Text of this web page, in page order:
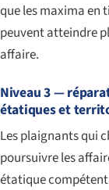
que les maxima en
peuvent atteindre
affaire.
Niveau 3 —
étatiques et
Les plaignants qui
poursuivre les
étatique compétent